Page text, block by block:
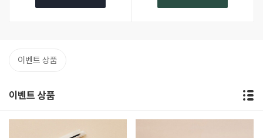
이벤트 상품
이벤트 상품